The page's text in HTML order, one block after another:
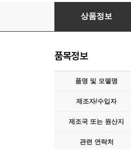
어린이 세가지 주제
상품정보
품목정보
품명 및 모델명
제조자/수입자
제조국 또는 원산지
관련 연락처